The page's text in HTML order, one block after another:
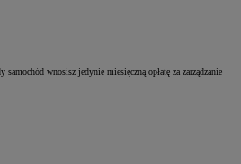
samochód wnosisz jedynie miesięczną opłatę za zarządzanie